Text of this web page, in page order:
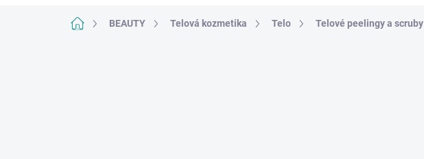
DomovBEAUTY Telová kozmetika Telo Telové peelingy a scruby